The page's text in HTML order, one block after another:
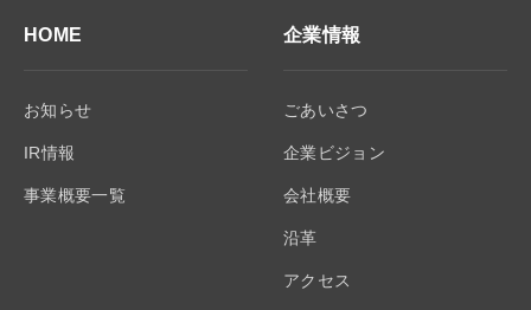
HOME
お知らせ
IR情報
事業概要一覧
企業情報
ごあいさつ
企業ビジョン
会社概要
沿革
アクセス